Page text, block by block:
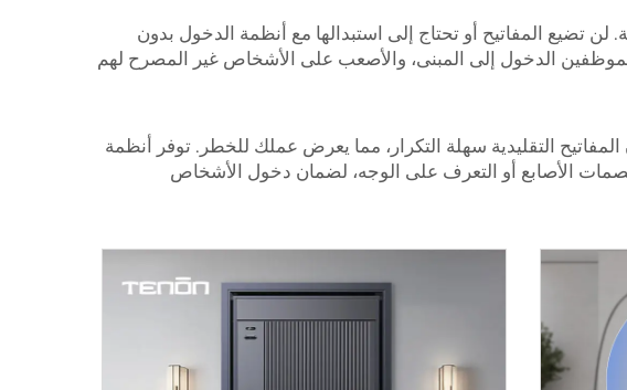
تضيع المفاتيح أو تحتاج إلى استبدالها مع أنظمة الدخول بدون
الدخول إلى المبنى، والأصعب على الأشخاص غير المصرح لهم
التقليدية سهلة التكرار، مما يعرض عملك للخطر. توفر أنظمة
الأصابع أو التعرف على الوجه، لضمان دخول الأشخاص